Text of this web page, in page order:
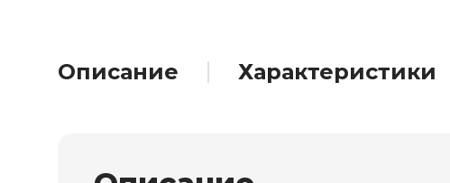
Описание Характеристики